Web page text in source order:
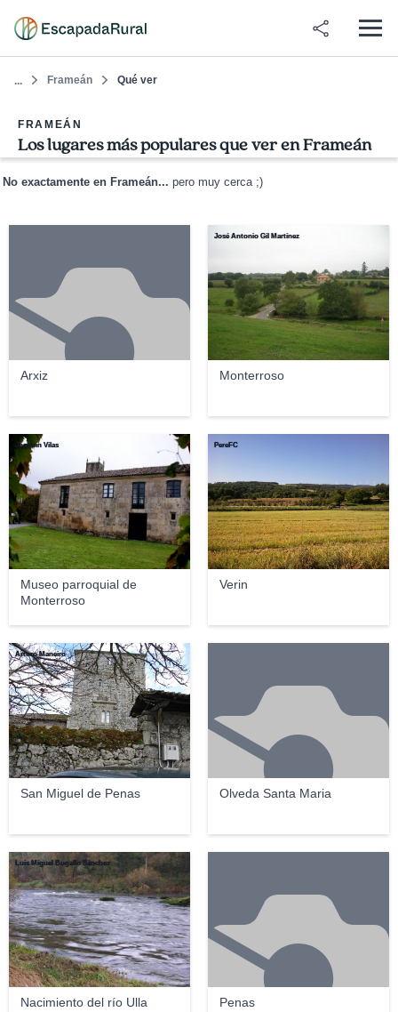
... Frameán Qué ver
FRAMEÁN
Los lugares más populares que ver en Frameán
No exactamente en Frameán... pero muy cerca ;)
Arxiz Monterroso
José Antonio Gil Martínez
Museo parroquial de
Monterroso
Joaquín Vilas
Verin
PereFC
San Miguel de Penas
Arturo Maneiro
Olveda Santa Maria
Nacimiento del río Ulla
Luis Miguel Bugallo Sánchez
Penas